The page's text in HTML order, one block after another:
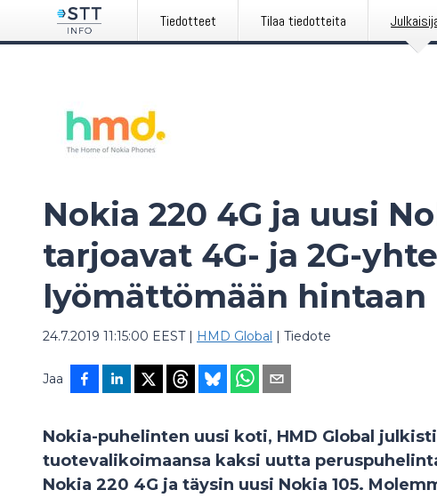
Tiedotteet Tilaa tiedotteita
Nokia 220 4G ja uusi
tarjoavat 4G- ja 2G-
lyömättömään hintaan
24.7.2019 11:15:00 EEST| HMD Global | Tiedote
Jaa
Nokia-puhelinten uusi koti, HMD Global
tuotevalikoimaansa kaksi uutta
Nokia 220 4G ja täysin uusi Nokia 105.